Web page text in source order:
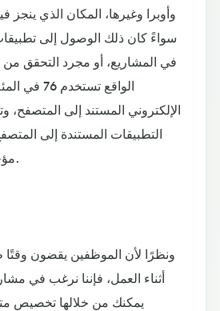
وأوبرا وغيرها، المكان الذي ينجز
سواءً كان ذلك الوصول إلى
في المشاريع، أو مجرد التحقق من
الواقع
التطبيقات المستندة إلى
أجرتها Forrester مؤخرًا.
ونظرًا لأن الموظفين يقضون
أثناء العمل، فإننا نرغب في
يمكنك من خلالها تخصيص